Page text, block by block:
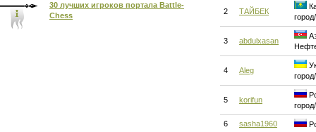
30 лучших игроков портала Battle-
Chess
2 ТАЙБЕК
3 abdulxasan
4 Aleg
5 korifun
6 sasha1960